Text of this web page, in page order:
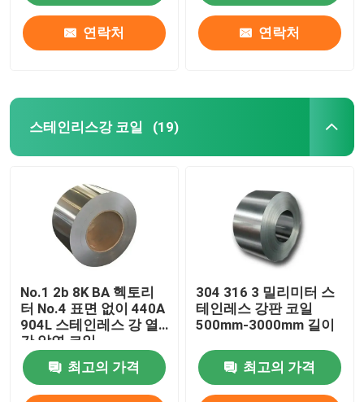
연락처 연락처
스테인리스강 코일 (19)
No.1 2b 8K BA 헥토리
터 No.4 표면 없이 440A
904L 스테인레스 강 열
간 압연 코일
최고의 가격
304 316 3 밀리미터 스
테인레스 강판 코일
500mm-3000mm 길이
최고의 가격